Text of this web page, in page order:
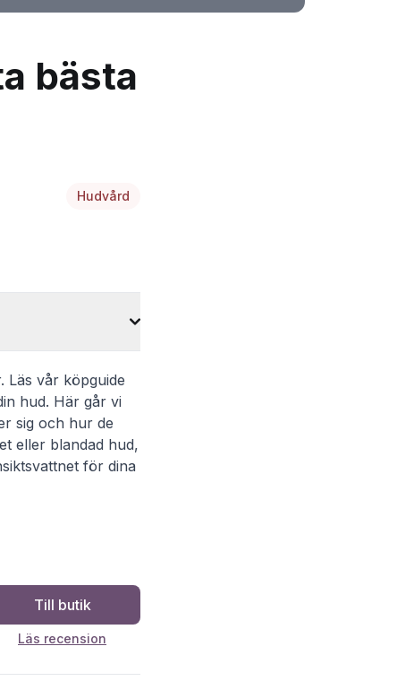
bästa
Hudvård
Läs vår köpguide
hud. Här går vi
sig och hur de
eller blandad hud,
för dina
Till butik
Läs recension